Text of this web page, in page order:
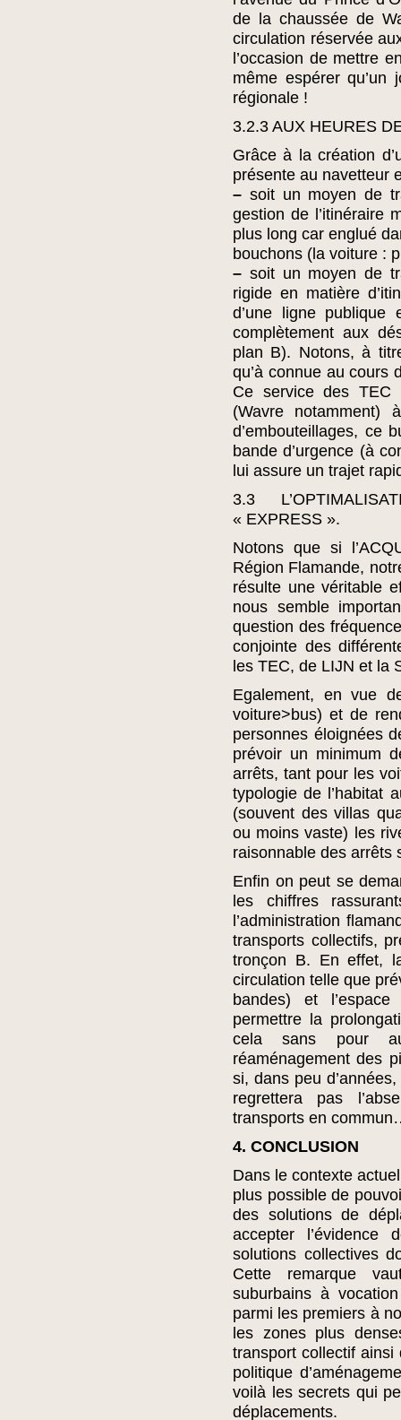
de la chaussée de
circulation réservée
l’occasion de mettre
même espérer
régionale !
3.2.3 AUX HEURES
Grâce à la création
présente au navetteur
– soit un moyen de
gestion de l’itinéraire
plus long car englué
bouchons (la voiture :
– soit un moyen de
rigide en matière
d’une ligne publique
complètement aux
plan B). Notons, à
qu’à connue au cours
Ce service des TEC
(Wavre
d’embouteillages, ce
bande d’urgence (à
lui assure un trajet
3.3
« EXPRESS ».
Notons que si
Région Flamande,
résulte une véritable
nous semble
question des
conjointe des
les TEC, de LIJN et la
Egalement, en vue
voiture>bus) et de
personnes éloignées
prévoir un minimum
arrêts, tant pour les
typologie de l’habitat
(souvent des villas
ou moins vaste) les
raisonnable des arrêts
Enfin on peut se
les chiffres
l’administration
transports collectifs,
tronçon B. En effet,
circulation telle que
bandes) et
permettre la
cela sans pour
réaménagement des
si, dans peu
regrettera pas
transports en
4. CONCLUSION
Dans le contexte
plus possible de
des solutions de
accepter l’évidence
solutions collectives
Cette remarque
suburbains à
parmi les premiers à
les zones plus
transport collectif ainsi
politique
voilà les secrets qui
déplacements.